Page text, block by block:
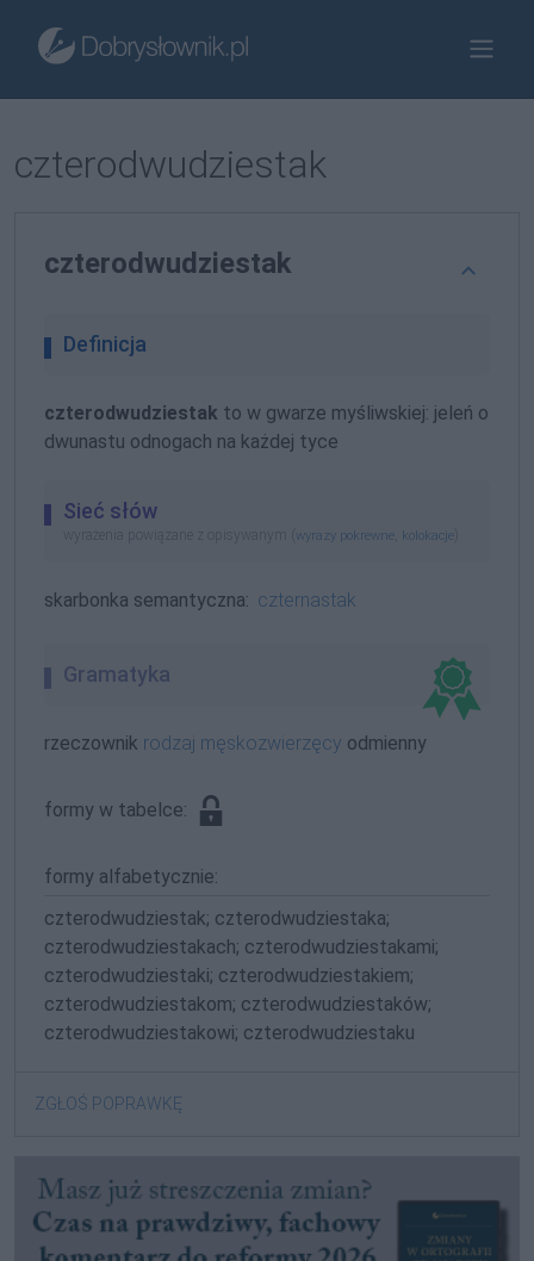
czterodwudziestak
czterodwudziestak
Definicja
czterodwudziestak to w gwarze myśliwskiej: jeleń o
dwunastu odnogach na każdej tyce
Sieć słów
wyrażenia powiązane z opisywanym ( wyrazy pokrewne kolokacje
skarbonka semantyczna: czternastak
Gramatyka
rzeczownik rodzaj męskozwierzęcy odmienny
formy w tabelce:
formy alfabetycznie:
czterodwudziestak; czterodwudziestaka;
czterodwudziestakach; czterodwudziestakami;
czterodwudziestaki; czterodwudziestakiem;
czterodwudziestakom; czterodwudziestaków;
czterodwudziestakowi; czterodwudziestaku
ZGŁOŚ POPRAWKĘ